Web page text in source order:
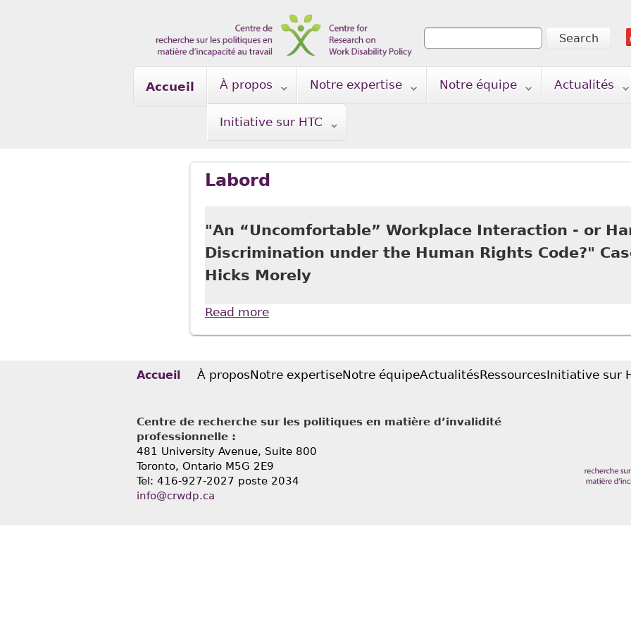
Search form
Search
Accueil À propos Notre expertise Notre équipe Actualités
Initiative sur HTC
Labord
"An “Uncomfortable” Workplace Interaction - or
Discrimination under the Human Rights Code?"
Hicks Morely
Read moreabout "An “Uncomfortable” Workplace Interaction - or
Accueil À proposNotre expertiseNotre équipeActualitésRessourcesInitiative sur
Centre de recherche sur les politiques en matière d’invalidité
professionnelle :
481 University Avenue, Suite 800
Toronto, Ontario M5G 2E9
Tel: 416-927-2027 poste 2034
info@crwdp.ca